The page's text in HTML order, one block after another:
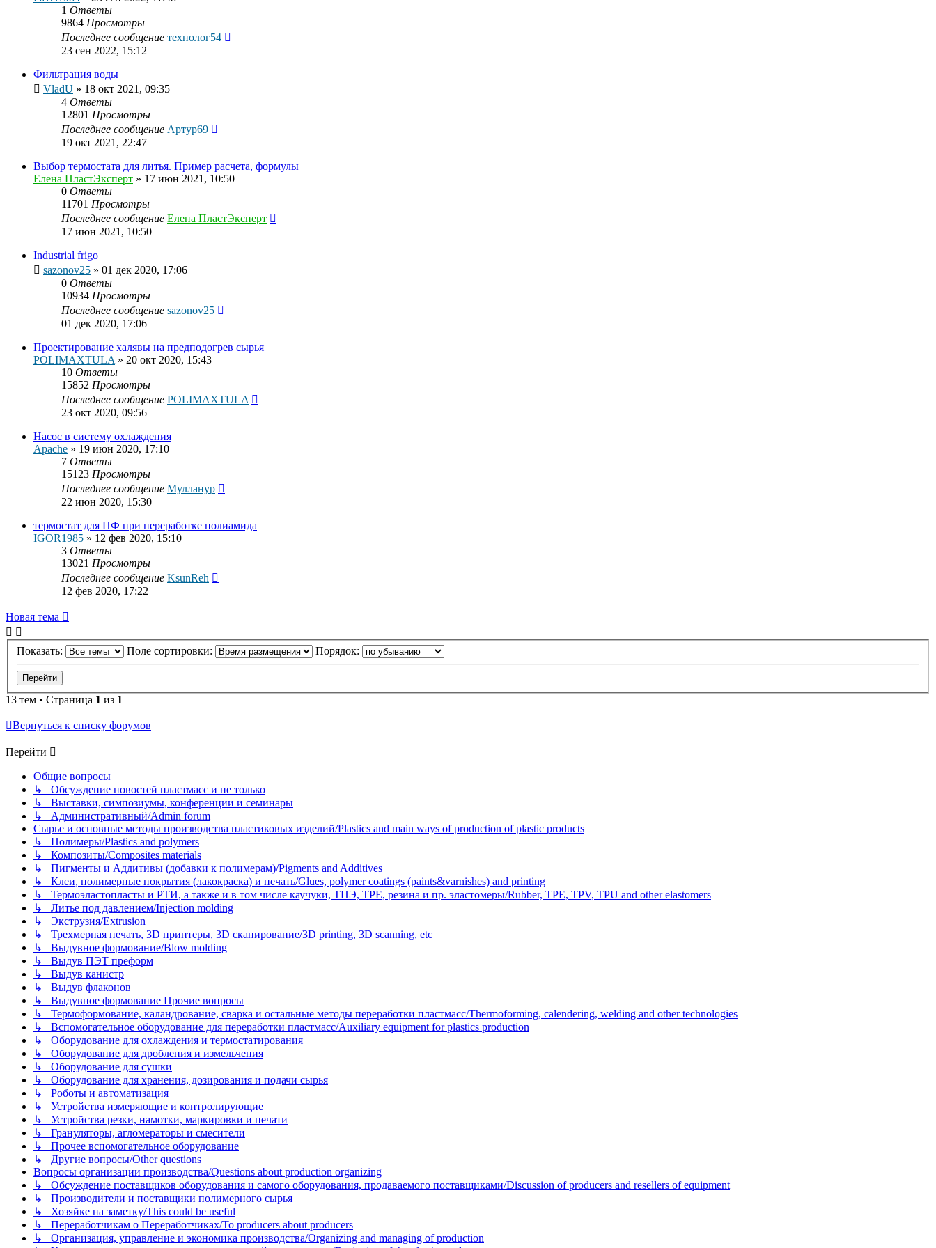
1 Ответы
9864 Просмотры
Последнее сообщение технолог54
23 сен 2022, 15:12
Фильтрация воды
VladU » 18 окт 2021, 09:35
4 Ответы
12801 Просмотры
Последнее сообщение Артур69
19 окт 2021, 22:47
Выбор термостата для литья. Пример расчета, формулы
Елена ПластЭксперт » 17 июн 2021, 10:50
0 Ответы
11701 Просмотры
Последнее сообщение Елена ПластЭксперт
17 июн 2021, 10:50
Industrial frigo
sazonov25 » 01 дек 2020, 17:06
0 Ответы
10934 Просмотры
Последнее сообщение sazonov25
01 дек 2020, 17:06
Проектирование халявы на предподогрев сырья
POLIMAXTULA» 20 окт 2020, 15:43
10 Ответы
15852 Просмотры
Последнее сообщение POLIMAXTULA
23 окт 2020, 09:56
Насос в систему охлаждения
Apache » 19 июн 2020, 17:10
7 Ответы
15123 Просмотры
Последнее сообщение Мулланур
22 июн 2020, 15:30
термостат для ПФ при переработке полиамида
IGOR1985 » 12 фев 2020, 15:10
3 Ответы
13021 Просмотры
Последнее сообщение KsunReh
12 фев 2020, 17:22
Новая тема
Показать: Поле сортировки: Порядок:
13 тем • Страница 1 из 1
Вернуться к списку форумов
Перейти
Общие вопросы
↳ Обсуждение новостей пластмасс и не только
↳ Выставки, симпозиумы, конференции и семинары
↳ Административный/Admin forum
Сырье и основные методы производства пластиковых изделий/Plastics and main ways of production of plastic products
↳ Полимеры/Plastics and polymers
↳ Композиты/Сomposites materials
↳ Пигменты и Аддитивы (добавки к полимерам)/Pigments and Additives
↳ Клеи, полимерные покрытия (лакокраска) и печать/Glues, polymer coatings (paints&varnishes) and printing
↳ Термоэластопласты и РТИ, а также и в том числе каучуки, ТПЭ, TPE, резина и пр. эластомеры/Rubber, TPE, TPV, TPU and other elastomers
↳ Литье под давлением/Injection molding
↳ Экструзия/Extrusion
↳ Трехмерная печать, 3D принтеры, 3D сканирование/3D printing, 3D scanning, etc
↳ Выдувное формование/Blow molding
↳ Выдув ПЭТ преформ
↳ Выдув канистр
↳ Выдув флаконов
↳ Выдувное формование Прочие вопросы
↳ Термоформование, каландрование, сварка и остальные методы переработки пластмасс/Thermoforming, calendering, welding and other technologies
↳ Вспомогательное оборудование для переработки пластмасс/Auxiliary equipment for plastics production
↳ Оборудование для охлаждения и термостатирования
↳ Оборудование для дробления и измельчения
↳ Оборудование для сушки
↳ Оборудование для хранения, дозирования и подачи сырья
↳ Роботы и автоматизация
↳ Устройства измеряющие и контролирующие
↳ Устройства резки, намотки, маркировки и печати
↳ Грануляторы, агломераторы и смесители
↳ Прочее вспомогательное оборудование
↳ Другие вопросы/Other questions
Вопросы организации производства/Questions about production organizing
↳ Обсуждение поставщиков оборудования и самого оборудования, продаваемого поставщиками/Discussion of producers and resellers of equipment
↳ Производители и поставщики полимерного сырья
↳ Хозяйке на заметку/This could be useful
↳ Переработчикам о Переработчиках/To producers about producers
↳ Организация, управление и экономика производства/Organizing and managing of production